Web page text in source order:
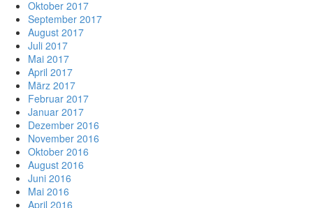
Oktober 2017
September 2017
August 2017
Juli 2017
Mai 2017
April 2017
März 2017
Februar 2017
Januar 2017
Dezember 2016
November 2016
Oktober 2016
August 2016
Juni 2016
Mai 2016
April 2016